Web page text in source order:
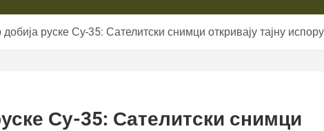
руске Су-35: Сателитски снимци откривају тајну
Су-35: Сателитски снимци